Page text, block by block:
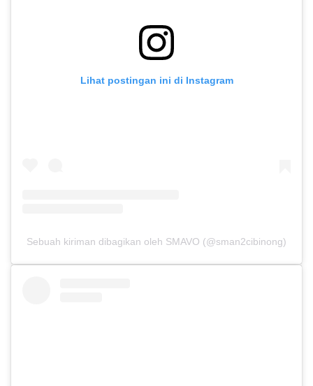
Lihat postingan ini di Instagram
Sebuah kiriman dibagikan oleh SMAVO (@sman2cibinong)